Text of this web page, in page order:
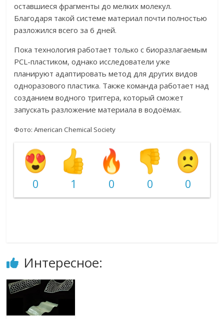
оставшиеся фрагменты до мелких молекул.
Благодаря такой системе материал почти полностью
разложился всего за 6 дней.
Пока технология работает только с биоразлагаемым
PCL-пластиком, однако исследователи уже
планируют адаптировать метод для других видов
одноразового пластика. Также команда работает над
созданием водного триггера, который сможет
запускать разложение материала в водоёмах.
Фото:American Chemical Society
0 1 0 0 0
Интересное: